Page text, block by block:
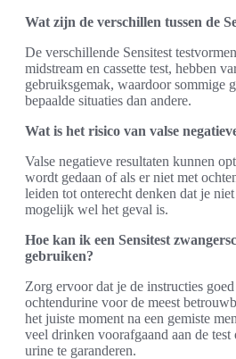
Wat zijn de verschillen tussen de
De verschillende Sensitest
midstream en cassette test, hebben
gebruiksgemak, waardoor sommige
bepaalde situaties dan andere.
Wat is het risico van valse
Valse negatieve resultaten kunnen
wordt gedaan of als er niet met
leiden tot onterecht denken dat je
mogelijk wel het geval is.
Hoe kan ik een Sensitest
gebruiken?
Zorg ervoor dat je de instructies
ochtendurine voor de meest
het juiste moment na een gemiste
veel drinken voorafgaand aan de test
urine te garanderen.